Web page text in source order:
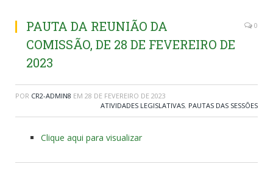
PAUTA DA REUNIÃO DA
COMISSÃO, DE 28 DE FEVEREIRO DE
2023
0
POR CR2-ADMIN8 EM 28 DE FEVEREIRO DE 2023
ATIVIDADES LEGISLATIVAS, PAUTAS DAS SESSÕES
Clique aqui para visualizar